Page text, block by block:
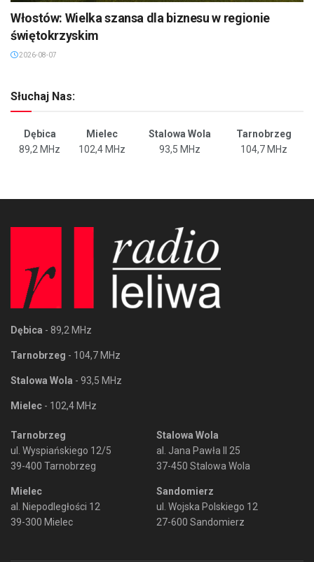
Włostów: Wielka szansa dla biznesu w regionie
świętokrzyskim
2026-08-07
Słuchaj Nas:
Dębica Mielec Stalowa Wola
Tarnobrzeg
89,2 MHz
102,4 MHz 93,5 MHz 104,7 MHz
Dębica - 89,2 MHz
Tarnobrzeg - 104,7 MHz
Stalowa Wola - 93,5 MHz
Mielec - 102,4 MHz
Tarnobrzeg
ul. Wyspiańskiego 12/5
39-400 Tarnobrzeg
Mielec
al. Niepodległości 12
39-300 Mielec
Stalowa Wola
al. Jana Pawła II 25
37-450 Stalowa Wola
Sandomierz
ul. Wojska Polskiego 12
27-600 Sandomierz